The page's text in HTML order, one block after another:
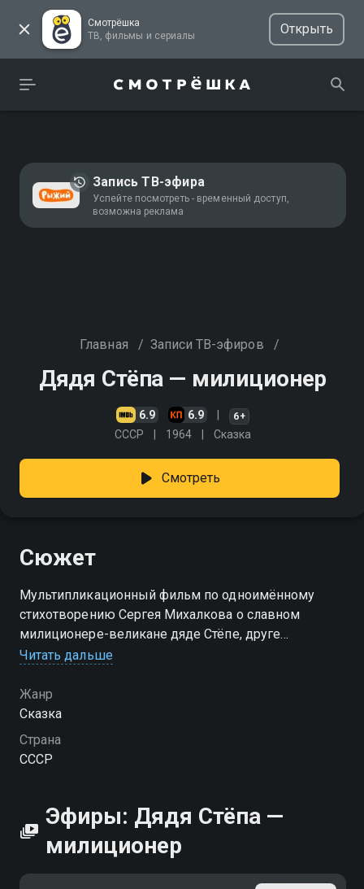
Смотрёшка
ТВ, фильмы и сериалы
Открыть
Запись ТВ-эфира
Успейте посмотреть - временный доступ,
возможна реклама
Главная / Записи ТВ-эфиров /
Дядя Стёпа — милиционер
6.9 6.9 6+
СССР 1964 Сказка
Смотреть
Сюжет
Мультипликационный фильм по одноимённому
стихотворению Сергея Михалкова о славном
милиционере-великане дяде Стёпе, друге
московской детворы. Его большой рост помог
Читать дальше
Жанр
Сказка
Страна
СССР
Эфиры: Дядя Стёпа —
милиционер